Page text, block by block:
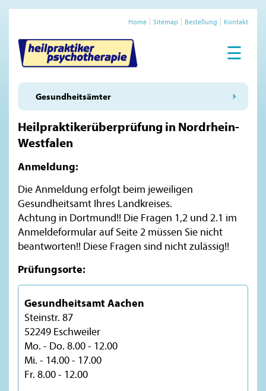
Home Sitemap Bestellung Kontakt
☰
Gesundheitsämter
Heilpraktikerüberprüfung in Nordrhein-
Westfalen
Anmeldung:
Die Anmeldung erfolgt beim jeweiligen
Gesundheitsamt Ihres Landkreises.
Achtung in Dortmund!! Die Fragen 1,2 und 2.1 im
Anmeldeformular auf Seite 2 müssen Sie nicht
beantworten!! Diese Fragen sind nicht zulässig!!
Prüfungsorte:
Gesundheitsamt Aachen
Steinstr. 87
52249 Eschweiler
Mo. - Do. 8.00 - 12.00
Mi. - 14.00 - 17.00
Fr. 8.00 - 12.00